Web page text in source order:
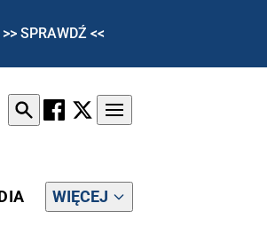
>> SPRAWDŹ <<
WIĘCEJ